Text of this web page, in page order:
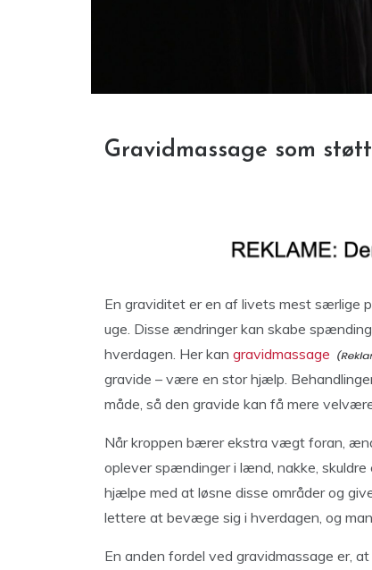
Gravidmassage som
En graviditet er en af livets mest særlige
uge. Disse ændringer kan skabe
hverdagen. Her kan gravidmassage
gravide – være en stor hjælp.
måde, så den gravide kan få mere
Når kroppen bærer ekstra vægt foran,
oplever spændinger i lænd, nakke,
hjælpe med at løsne disse områder og
lettere at bevæge sig i hverdagen, og
En anden fordel ved gravidmassage er,